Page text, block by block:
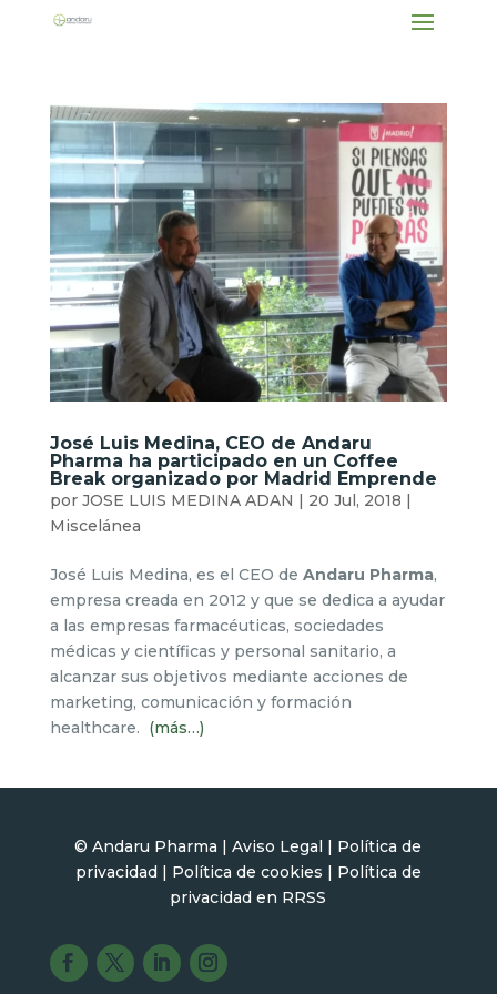
José Luis Medina, CEO de Andaru
Pharma ha participado en un Coffee
Break organizado por Madrid Emprende
por JOSE LUIS MEDINA ADAN | 20 Jul, 2018 |
Miscelánea
José Luis Medina, es el CEO de Andaru Pharma,
empresa creada en 2012 y que se dedica a ayudar
a las empresas farmacéuticas, sociedades
médicas y científicas y personal sanitario, a
alcanzar sus objetivos mediante acciones de
marketing, comunicación y formación
healthcare. (más…)
© Andaru Pharma | Aviso Legal | Política de
privacidad | Política de cookies | Política de
privacidad en RRSS